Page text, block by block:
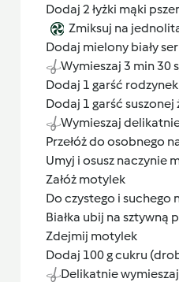
Dodaj 2 łyżki mąki
Zmiksuj na
Dodaj mielony biały ser
Wymieszaj 3 min 30
Dodaj 1 garść
Dodaj 1 garść
Wymieszaj
Przełóż do osobnego
Umyj i osusz naczynie
Załóż motylek
Do czystego i suchego
Białka ubij na sztywną
Zdejmij motylek
Dodaj 100 g cukru
Delikatnie